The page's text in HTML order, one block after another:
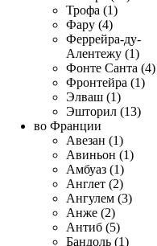
Трофа (1)
Фару (4)
Феррейра-ду-
Алентежу (1)
Фонте Санта (4)
Фронтейра (1)
Элваш (1)
Эшторил (13)
во Франции
Авезан (1)
Авиньон (1)
Амбуаз (1)
Англет (2)
Ангулем (3)
Анже (2)
Антиб (5)
Бандоль (1)